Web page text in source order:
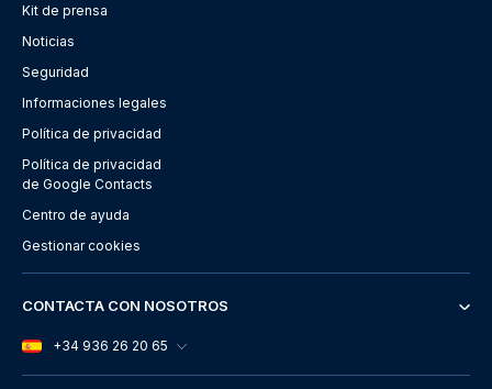
Kit de prensa
Noticias
Seguridad
Informaciones legales
Política de privacidad
Política de privacidad
de Google Contacts
Centro de ayuda
Gestionar cookies
CONTACTA CON NOSOTROS
+34 936 26 20 65